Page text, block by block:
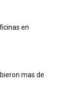
en
mas de